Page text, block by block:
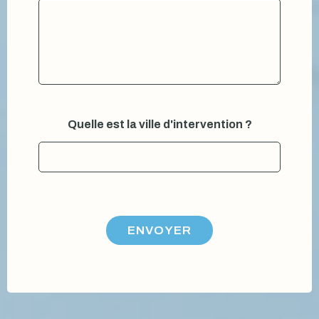
Quelle est la ville d'intervention ?
ENVOYER